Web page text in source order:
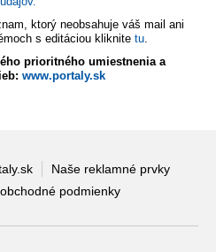
ktorý neobsahuje váš mail ani
s editáciou kliknite tu.
prioritného umiestnenia a
www.portaly.sk
Naše reklamné prvky
podmienky